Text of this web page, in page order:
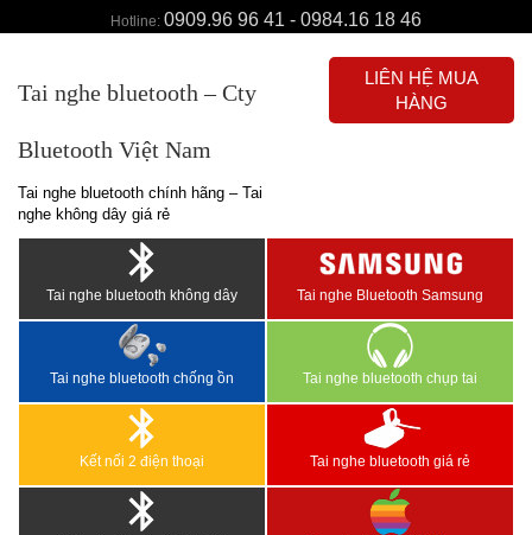
Hotline: 0909.96 96 41 - 0984.16 18 46
Tai nghe bluetooth – Cty
Bluetooth Việt Nam
Tai nghe bluetooth chính hãng – Tai
nghe không dây giá rẻ
LIÊN HỆ MUA
HÀNG
Tai nghe bluetooth không dây Tai nghe Bluetooth Samsung
Tai nghe bluetooth chống ồn Tai nghe bluetooth chụp tai
Kết nối 2 điện thoại Tai nghe bluetooth giá rẻ